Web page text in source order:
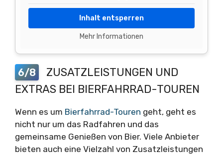
Inhalt entsperren
Mehr Informationen
6/8
ZUSATZLEISTUNGEN UND
EXTRAS BEI BIERFAHRRAD-TOUREN
Wenn es um Bierfahrrad-Touren geht, geht es
nicht nur um das Radfahren und das
gemeinsame Genießen von Bier. Viele Anbieter
bieten auch eine Vielzahl von Zusatzleistungen